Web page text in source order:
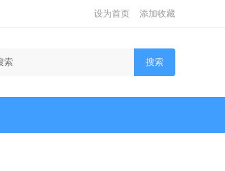
设为首页 添加收藏
搜索